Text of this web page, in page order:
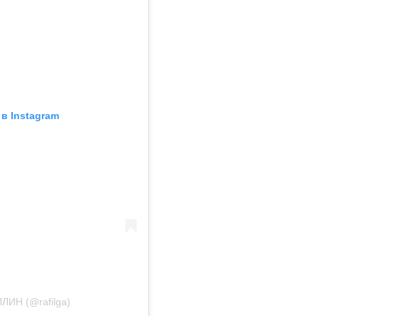
Instagram
(@rafilga)